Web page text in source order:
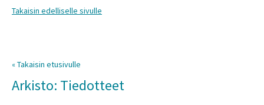
Takaisin edelliselle sivulle
« Takaisin etusivulle
Arkisto: Tiedotteet